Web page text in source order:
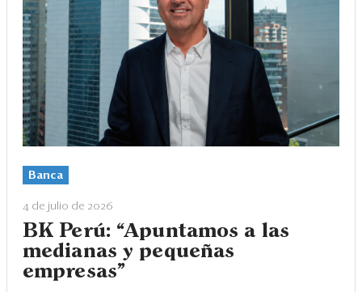
Banca
4 de julio de 2026
BK Perú: “Apuntamos a las
medianas y pequeñas
empresas”